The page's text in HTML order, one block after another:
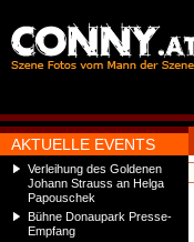
AKTUELLE EVENTS
Verleihung des Goldenen
Johann Strauss an Helga
Papouschek
Bühne Donaupark Presse-
Empfang